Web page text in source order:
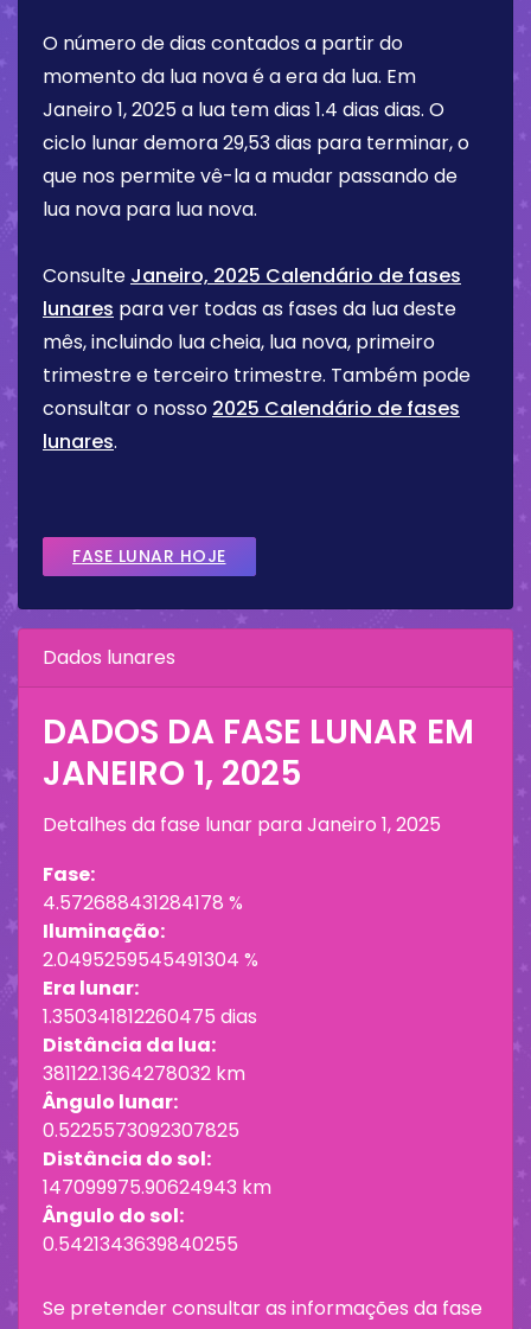
O número de dias contados a partir do
momento da lua nova é a era da lua. Em
Janeiro 1, 2025a lua tem dias 1.4 dias dias. O
ciclo lunar demora 29,53 dias para terminar, o
que nos permite vê-la a mudar passando de
lua nova para lua nova.
Consulte Janeiro, 2025 Calendário de fases
lunares para ver todas as fases da lua deste
mês, incluindo lua cheia, lua nova, primeiro
trimestre e terceiro trimestre. Também pode
consultar o nosso 2025 Calendário de fases
lunares.
FASE LUNAR HOJE
Dados lunares
DADOS DA FASE LUNAR EM
JANEIRO 1, 2025
Detalhes da fase lunar paraJaneiro 1, 2025
Fase:
4.572688431284178 %
Iluminação:
2.0495259545491304 %
Era lunar:
1.350341812260475 dias
Distância da lua:
381122.1364278032 km
Ângulo lunar:
0.5225573092307825
Distância do sol:
147099975.90624943 km
Ângulo do sol:
0.5421343639840255
Se pretender consultar as informações da fase